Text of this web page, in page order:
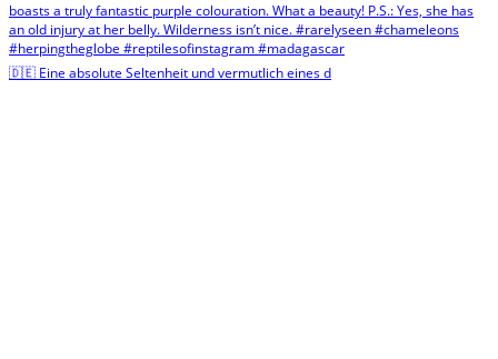
🇩🇪 Eine absolute Seltenheit und vermutlich eines d